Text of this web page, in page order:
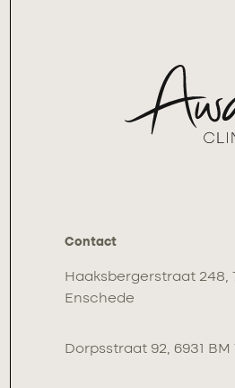
Contact
Haaksbergerstraat 248,
Enschede
Dorpsstraat 92, 6931